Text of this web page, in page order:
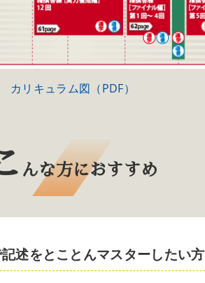
カリキュラム図（PDF）
んな方におすすめ
述をとことんマスターしたい方